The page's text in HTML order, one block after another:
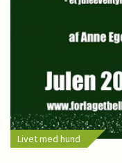
Livet med hund